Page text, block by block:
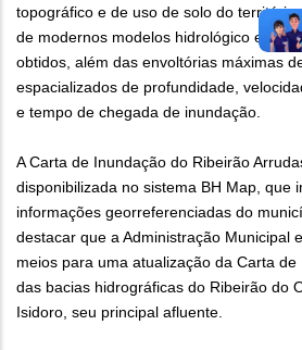
topográfico e de uso de solo do território
de modernos modelos hidrológico e
obtidos, além das envoltórias máximas
espacializados de profundidade,
e tempo de chegada de inundação.
A Carta de Inundação do Ribeirão
disponibilizada no sistema BH Map, que
informações georreferenciadas do
destacar que a Administração Municipal
meios para uma atualização da Carta
das bacias hidrográficas do Ribeirão do
Isidoro, seu principal afluente.